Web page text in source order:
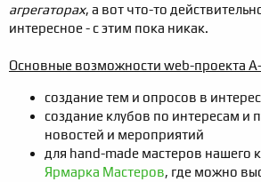
агрегаторах, а вот что-то
интересное - с этим пока никак.
Основные возможности web-проекта A-
создание тем и опросов в
создание клубов по интересам и
новостей и мероприятий
для hand-made мастеров нашего
Ярмарка Мастеров, где можно